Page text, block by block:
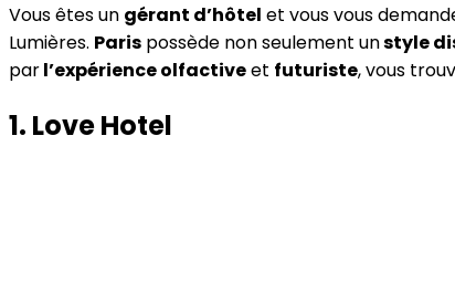
Vous êtes un gérant d’hôtel et vous vous
Lumières. Paris possède non seulement unstyle
parl’expérience olfactiveet futuriste, vous
1. Love Hotel